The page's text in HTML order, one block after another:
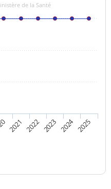
de la Santé
2021 2022 2023 2024 2025